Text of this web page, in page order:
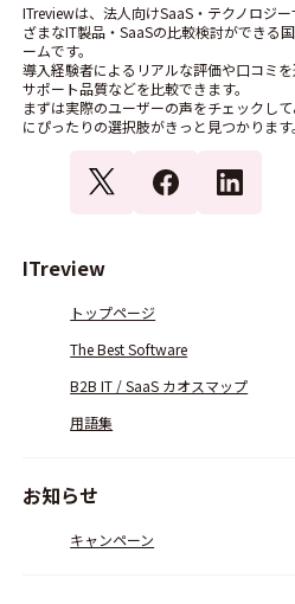
ITreviewは、法人向けSaaS・テクノロジ
ざまなIT製品・SaaSの比較検討ができる
ームです。
導入経験者によるリアルな評価や口コミを
サポート品質などを比較できます。
まずは実際のユーザーの声をチェックし
にぴったりの選択肢がきっと見つかります。
ITreview
トップページ
The Best Software
B2B IT / SaaS カオスマップ
用語集
お知らせ
キャンペーン